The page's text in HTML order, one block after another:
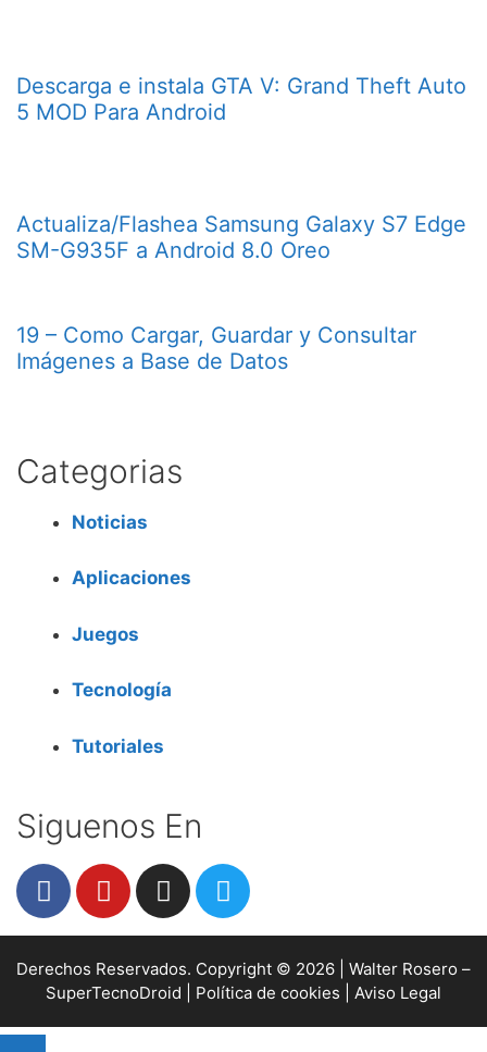
Descarga e instala GTA V: Grand Theft Auto
5 MOD Para Android
Actualiza/Flashea Samsung Galaxy S7 Edge
SM-G935F a Android 8.0 Oreo
19 – Como Cargar, Guardar y Consultar
Imágenes a Base de Datos
Categorias
Noticias
Aplicaciones
Juegos
Tecnología
Tutoriales
Siguenos En
Derechos Reservados. Copyright © 2026 | Walter Rosero –
SuperTecnoDroid
Política de cookies Aviso Legal